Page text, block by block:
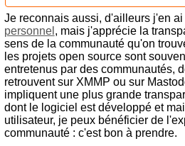
Je reconnais aussi, d'ailleurs j'en
personnel , mais j'apprécie la
sens de la communauté qu'on
les projets open source sont
entretenus par des communautés,
retrouvent sur XMMP ou sur
impliquent une plus grande
dont le logiciel est développé et
utilisateur, je peux bénéficier de
communauté : c'est bon à prendre.